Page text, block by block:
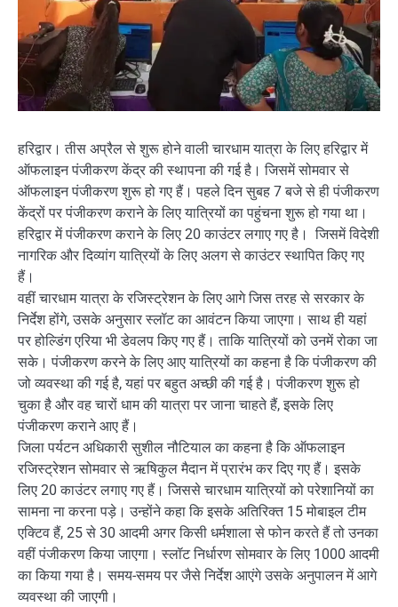
हरिद्वार। तीस अप्रैल से शुरू होने वाली चारधाम यात्रा के लिए हरिद्वार में
ऑफलाइन पंजीकरण केंद्र की स्थापना की गई है। जिसमें सोमवार से
ऑफलाइन पंजीकरण शुरू हो गए हैं। पहले दिन सुबह 7 बजे से ही पंजीकरण
केंद्रों पर पंजीकरण कराने के लिए यात्रियों का पहुंचना शुरू हो गया था।
हरिद्वार में पंजीकरण कराने के लिए 20 काउंटर लगाए गए है। जिसमें विदेशी
नागरिक और दिव्यांग यात्रियों के लिए अलग से काउंटर स्थापित किए गए
हैं।
वहीं चारधाम यात्रा के रजिस्ट्रेशन के लिए आगे जिस तरह से सरकार के
निर्देश होंगे, उसके अनुसार स्लॉट का आवंटन किया जाएगा। साथ ही यहां
पर होल्डिंग एरिया भी डेवलप किए गए हैं। ताकि यात्रियों को उनमें रोका जा
सके। पंजीकरण करने के लिए आए यात्रियों का कहना है कि पंजीकरण की
जो व्यवस्था की गई है, यहां पर बहुत अच्छी की गई है। पंजीकरण शुरू हो
चुका है और वह चारों धाम की यात्रा पर जाना चाहते हैं, इसके लिए
पंजीकरण कराने आए हैं।
जिला पर्यटन अधिकारी सुशील नौटियाल का कहना है कि ऑफलाइन
रजिस्ट्रेशन सोमवार से ऋषिकुल मैदान में प्रारंभ कर दिए गए हैं। इसके
लिए 20 काउंटर लगाए गए हैं। जिससे चारधाम यात्रियों को परेशानियों का
सामना ना करना पड़े। उन्होंने कहा कि इसके अतिरिक्त 15 मोबाइल टीम
एक्टिव हैं, 25 से 30 आदमी अगर किसी धर्मशाला से फोन करते हैं तो उनका
वहीं पंजीकरण किया जाएगा। स्लॉट निर्धारण सोमवार के लिए 1000 आदमी
का किया गया है। समय-समय पर जैसे निर्देश आएंगे उसके अनुपालन में आगे
व्यवस्था की जाएगी।